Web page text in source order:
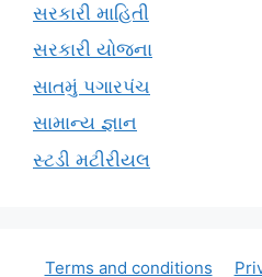
સરકારી માહિતી
સરકારી યોજના
સાતમું પગારપંચ
સામાન્ય જ્ઞાન
સ્ટડી મટીરીયલ
Terms and conditions